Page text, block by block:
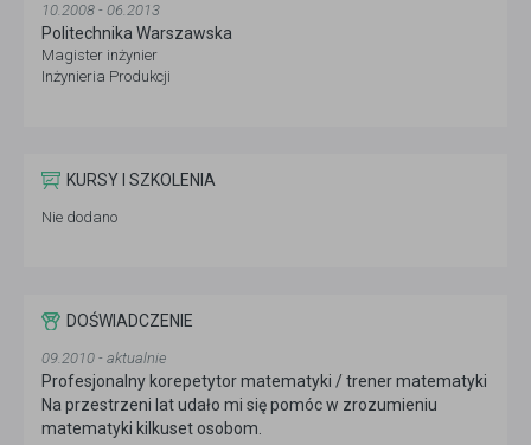
10.2008 - 06.2013
Politechnika Warszawska
Magister inżynier
Inżynieria Produkcji
KURSY I SZKOLENIA
Nie dodano
DOŚWIADCZENIE
09.2010 - aktualnie
Profesjonalny korepetytor matematyki / trener matematyki
Na przestrzeni lat udało mi się pomóc w zrozumieniu
matematyki kilkuset osobom.